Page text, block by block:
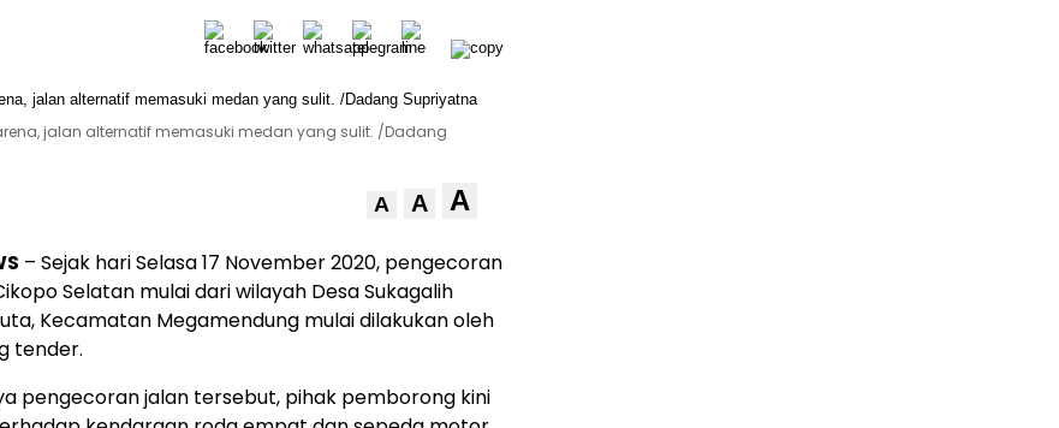
jalan alternatif memasuki medan yang sulit. /Dadang
A A A
– Sejak hari Selasa 17 November 2020, pengecoran
Selatan mulai dari wilayah Desa Sukagalih
Kecamatan Megamendung mulai dilakukan oleh
tender.
pengecoran jalan tersebut, pihak pemborong kini